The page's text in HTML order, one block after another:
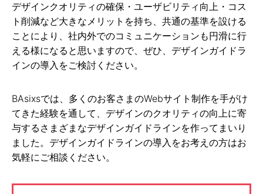
デザインクオリティの確保・ユーザビリティ向上・コス
ト削減など大きなメリットを持ち、共通の基準を設ける
ことにより、社内外でのコミュニケーションも円滑に行
える様になると思いますので、ぜひ、デザインガイドラ
インの導入をご検討ください。
BAsixsでは、多くのお客さまのWebサイト制作を手がけ
てきた経験を通して、デザインのクオリティの向上に寄
与するさまざまなデザインガイドラインを作ってまいり
ました。デザインガイドラインの導入をお考えの方はお
気軽にご相談ください。